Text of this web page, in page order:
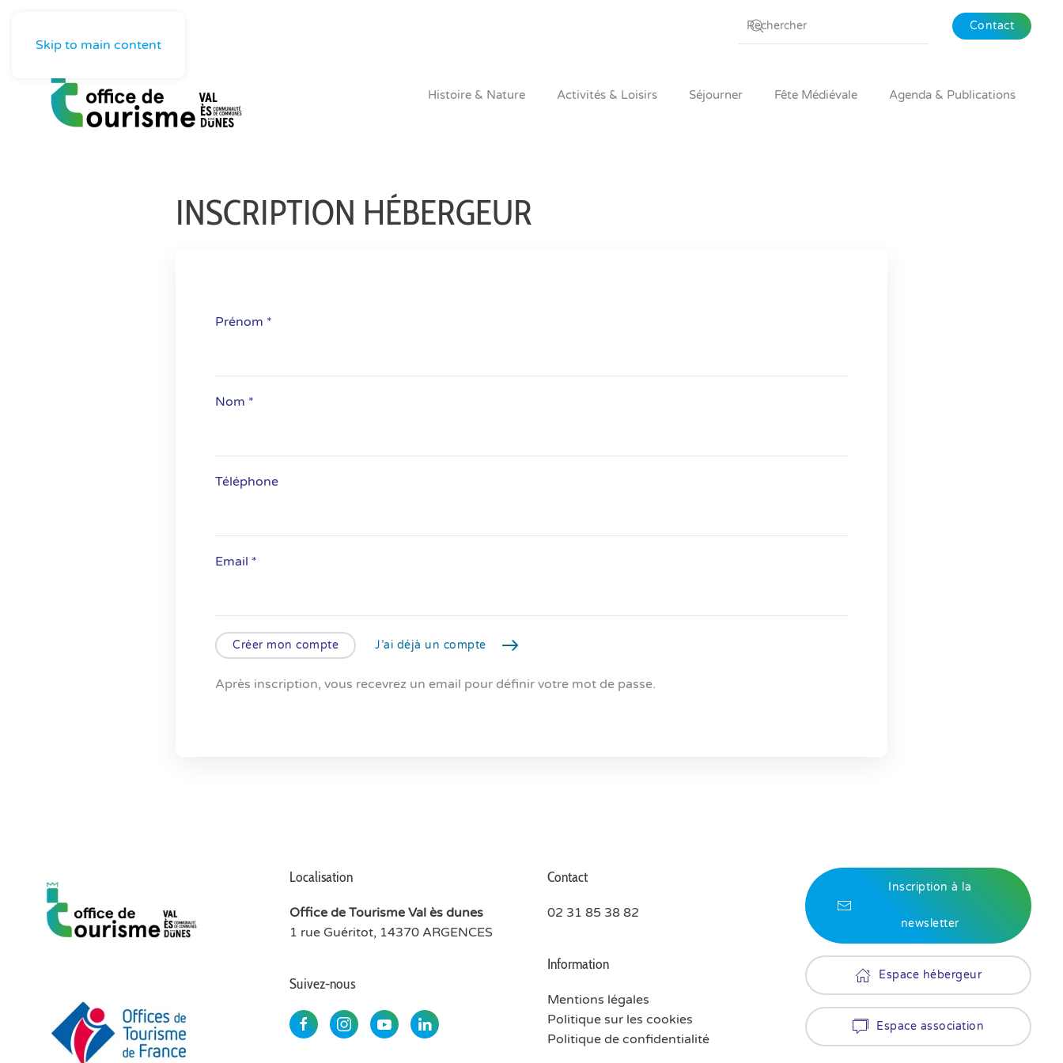
Skip to main content
Contact
Histoire & Nature Activités & Loisirs Séjourner Fête Médiévale Agenda & Publications
INSCRIPTION HÉBERGEUR
Prénom *
Nom *
Téléphone
Email *
Créer mon compte J’ai déjà un compte
Après inscription, vous recevrez un email pour définir votre mot de passe.
Localisation
Office de Tourisme Val ès dunes
1 rue Guéritot, 14370 ARGENCES
Suivez-nous
Contact
02 31 85 38 82
Information
Mentions légales
Politique sur les cookies
Politique de confidentialité
Inscription à la
newsletter
Espace hébergeur
Espace association